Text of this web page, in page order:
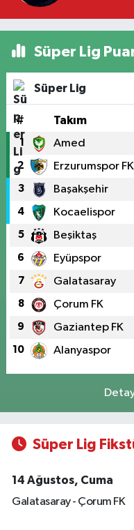
Süper Lig
Süper Lig
# Takım
1 Amed
2 Erzurumspor FK
3 Başakşehir
4 Kocaelispor
5 Beşiktaş
6 Eyüpspor
7 Galatasaray
8 Çorum FK
9 Gaziantep FK
10 Alanyaspor
Süper Lig
14 Ağustos, Cuma
Galatasaray - Çorum FK